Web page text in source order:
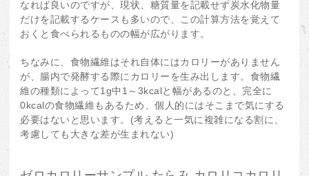
なれば良いのですが、現状、糖質量を記載せず炭水化物量
だけを記載するケースも多いので、この計算方法を覚えて
おくと食べられるものの幅が広がります。
ちなみに、食物繊維はそれ自体にはカロリーがありません
が、腸内で発酵する際にカロリーを生み出します。食物繊
維の種類によって1g中1～3kcalと幅があるのと、完全に
0kcalの食物繊維もあるため、個人的にはそこまで気にする
必要はないと思います。(考えると一気に複雑になる割に、
考慮しても大きな差が生まれない)